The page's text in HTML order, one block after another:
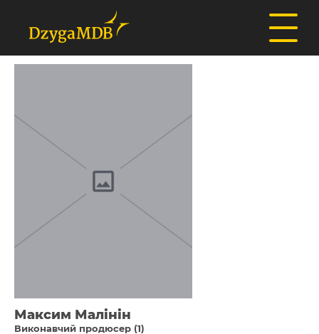
Максим Малінін
Виконавчий продюсер (1)